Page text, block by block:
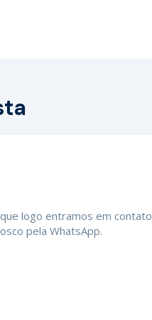
logo entramos em contato
pela WhatsApp.